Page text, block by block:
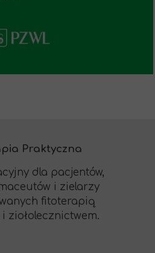
Praktyczna
dla pacjentów,
i zielarzy
fitoterapią
ziołolecznictwem.